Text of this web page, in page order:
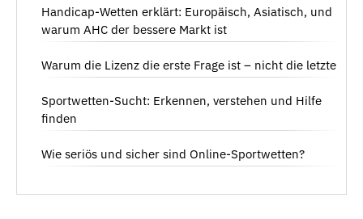
Handicap-Wetten erklärt: Europäisch, Asiatisch, und
warum AHC der bessere Markt ist
Warum die Lizenz die erste Frage ist – nicht die letzte
Sportwetten-Sucht: Erkennen, verstehen und Hilfe
finden
Wie seriös und sicher sind Online-Sportwetten?